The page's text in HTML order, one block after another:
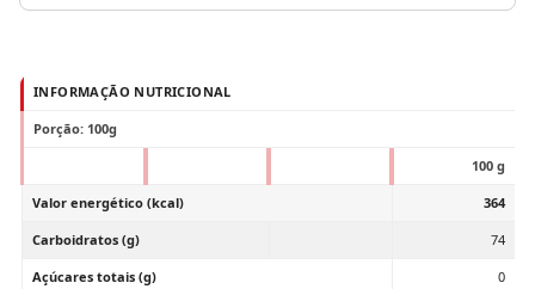
INFORMAÇÃO NUTRICIONAL
Porção: 100g
100 g
Valor energético (kcal) 364
Carboidratos (g) 74
Açúcares totais (g) 0